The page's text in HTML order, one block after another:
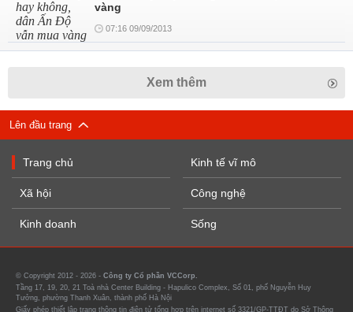
vàng
07:16 09/09/2013
Xem thêm
Lên đầu trang
Trang chủ
Xã hội
Kinh doanh
Kinh tế vĩ mô
Công nghệ
Sống
© Copyright 2012 - 2026 - Công ty Cổ phần VCCorp.
Tầng 17, 19, 20, 21 Toà nhà Center Building - Hapulico Complex, Số 01, phố Nguyễn Huy
Tưởng, phường Thanh Xuân, thành phố Hà Nội
Giấy phép thiết lập trang thông tin điện tử tổng hợp trên internet số 3321/GP-TTĐT do Sở Thông